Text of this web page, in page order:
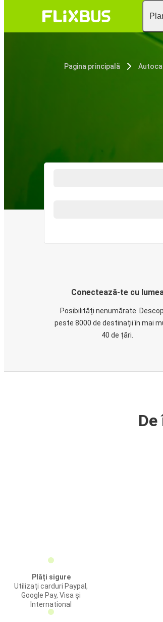
Pagina principală
Conectează-te cu
Posibilități nenumărate.
peste 8000 de destinații în mai
40 de țări.
Plăți sigure
Utilizați carduri Paypal,
Google Pay, Visa și
International